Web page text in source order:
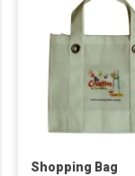
Shopping Bag